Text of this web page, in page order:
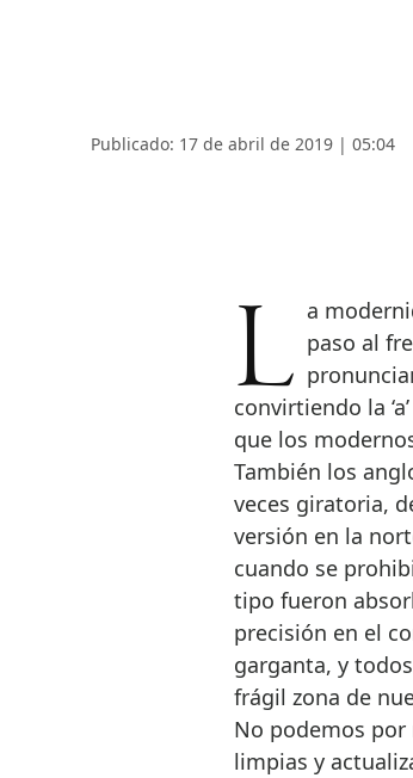
Publicado: 17 de abril de 2019 | 05:04
La modernidad suele, de vez en cuando, echar la vista atrás y dar un paso al
convirtiendo la
que los
También los
veces giratoria,
versión en la
cuando se
tipo fueron
precisión en el
garganta, y
frágil zona de
No podemos por
limpias y